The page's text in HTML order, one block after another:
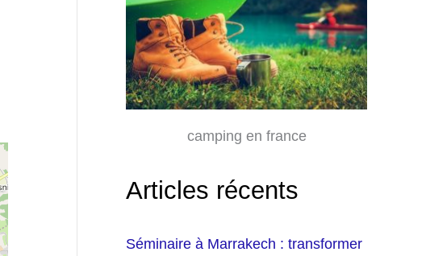
camping en france
Articles récents
Séminaire à Marrakech : transformer